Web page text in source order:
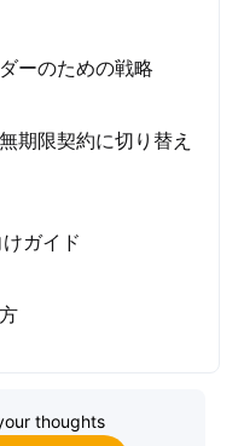
ーのための戦略
期限契約に切り替え
ガイド
thoughts